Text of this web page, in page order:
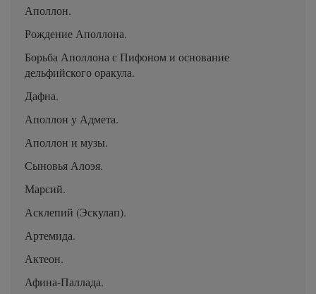
Аполлон.
Рождение Аполлона.
Борьба Аполлона с Пифоном и основание
дельфийского оракула.
Дафна.
Аполлон у Адмета.
Аполлон и музы.
Сыновья Алоэя.
Марсий.
Асклепий (Эскулап).
Артемида.
Актеон.
Афина-Паллада.